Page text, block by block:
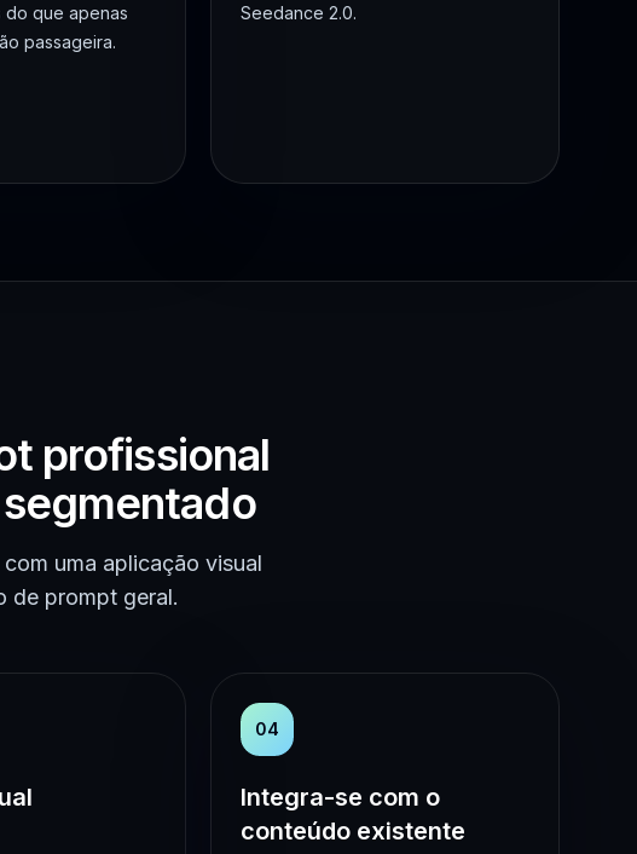
do que apenas
passageira.
Seedance 2.0.
profissional
uma aplicação visual
de prompt geral.
04
Integra-se com o
conteúdo existente